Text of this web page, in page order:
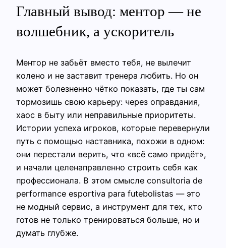
Главный вывод: ментор — не
волшебник, а ускоритель
Ментор не забьёт вместо тебя, не вылечит
колено и не заставит тренера любить. Но он
может болезненно чётко показать, где ты сам
тормозишь свою карьеру: через оправдания,
хаос в быту или неправильные приоритеты.
Истории успеха игроков, которые перевернули
путь с помощью наставника, похожи в одном:
они перестали верить, что «всё само придёт»,
и начали целенаправленно строить себя как
профессионала. В этом смысле consultoria de
performance esportiva para futebolistas — это
не модный сервис, а инструмент для тех, кто
готов не только тренироваться больше, но и
думать глубже.